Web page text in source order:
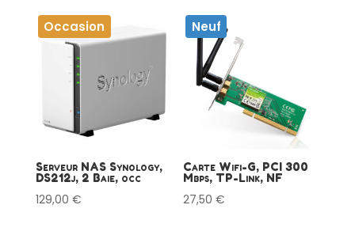
Occasion
Serveur NAS Synology,
DS212j, 2 Baie, occ
129,00 €
Neuf
Carte Wifi-G, PCI 300
Mbps, TP-Link, NF
27,50€